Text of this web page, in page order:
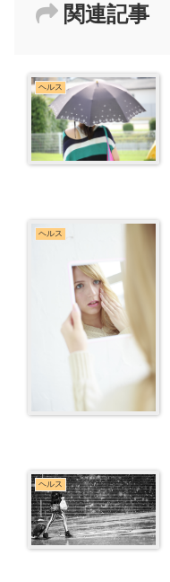
関連記事
ヘルス
ヘルス
ヘルス